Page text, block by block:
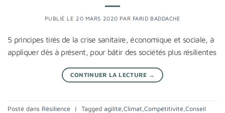
PUBLIÉ LE 20 MARS 2020 PAR FARID BADDACHE
5 principes tirés de la crise sanitaire, économique et sociale, à
appliquer dès à présent, pour bâtir des sociétés plus résilientes
CONTINUER LA LECTURE →
Posté dans Résilience | Tagged agilité,Climat,Compétitivité,Conseil